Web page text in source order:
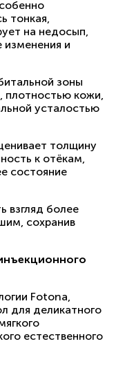
тонкая,
на недосып,
изменения и
зоны
плотностью кожи,
усталостью
толщину
к отёкам,
состояние
взгляд более
сохранив
Fotona,
для деликатного
естественного